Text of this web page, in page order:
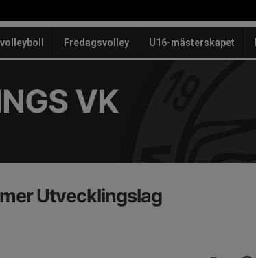
Fredagsvolley U16-mästerskapet
VK
Utvecklingslag